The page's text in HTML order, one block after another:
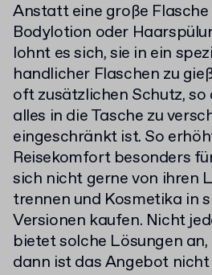
Anstatt eine große
Bodylotion oder
lohnt es sich, sie in ein
handlicher Flaschen zu
oft zusätzlichen Schutz, so
alles in die Tasche zu
eingeschränkt ist. So
Reisekomfort besonders
sich nicht gerne von ihren
trennen und Kosmetika in
Versionen kaufen. Nicht
bietet solche Lösungen
dann ist das Angebot